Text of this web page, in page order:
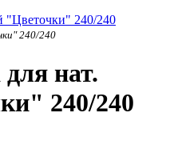
240/240
нат.
240/240